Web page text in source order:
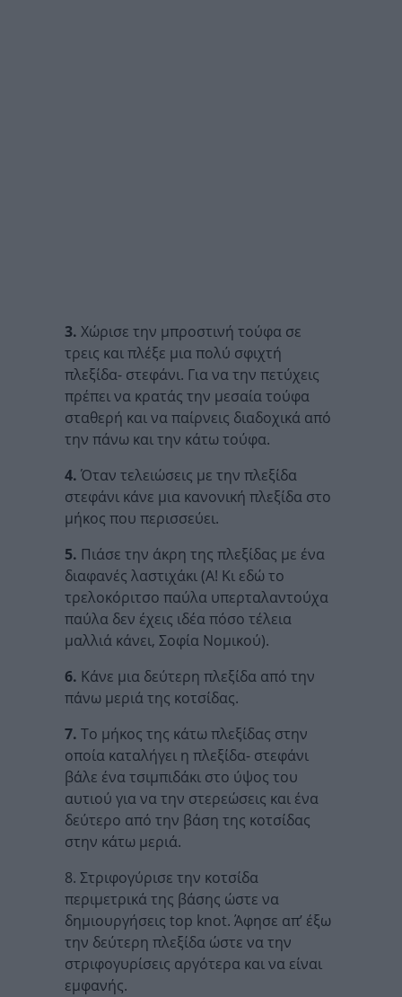
3. Χώρισε την μπροστινή τούφα σε
τρεις και πλέξε μια πολύ σφιχτή
πλεξίδα- στεφάνι. Για να την πετύχεις
πρέπει να κρατάς την μεσαία τούφα
σταθερή και να παίρνεις διαδοχικά από
την πάνω και την κάτω τούφα.
4. Όταν τελειώσεις με την πλεξίδα
στεφάνι κάνε μια κανονική πλεξίδα στο
μήκος που περισσεύει.
5. Πιάσε την άκρη της πλεξίδας με ένα
διαφανές λαστιχάκι (Α! Κι εδώ το
τρελοκόριτσο παύλα υπερταλαντούχα
παύλα δεν έχεις ιδέα πόσο τέλεια
μαλλιά κάνει, Σοφία Νομικού).
6. Κάνε μια δεύτερη πλεξίδα από την
πάνω μεριά της κοτσίδας.
7. Το μήκος της κάτω πλεξίδας στην
οποία καταλήγει η πλεξίδα- στεφάνι
βάλε ένα τσιμπιδάκι στο ύψος του
αυτιού για να την στερεώσεις και ένα
δεύτερο από την βάση της κοτσίδας
στην κάτω μεριά.
8. Στριφογύρισε την κοτσίδα
περιμετρικά της βάσης ώστε να
δημιουργήσεις top knot. Άφησε απ’ έξω
την δεύτερη πλεξίδα ώστε να την
στριφογυρίσεις αργότερα και να είναι
εμφανής.